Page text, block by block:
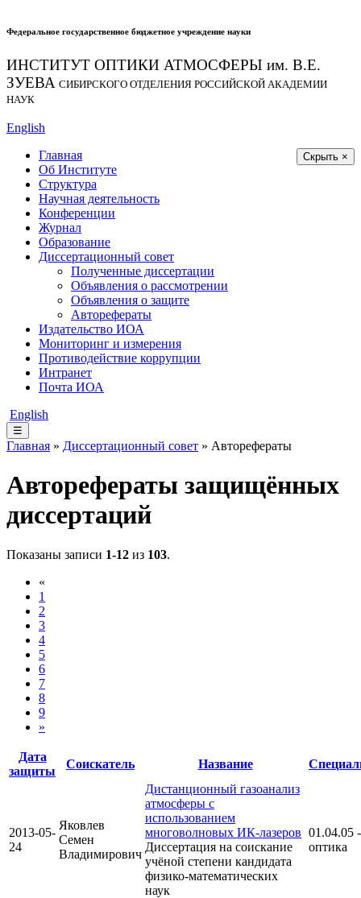
Федеральное государственное бюджетное учреждение науки
ИНСТИТУТ ОПТИКИ АТМОСФЕРЫ им. В.Е.
ЗУЕВА СИБИРСКОГО ОТДЕЛЕНИЯ РОССИЙСКОЙ АКАДЕМИИ
НАУК
English
Скрыть ×
Главная
Об Институте
Структура
Научная деятельность
Конференции
Журнал
Образование
Диссертационный совет
Полученные диссертации
Объявления о рассмотрении
Объявления о защите
Авторефераты
Издательство ИОА
Мониторинг и измерения
Противодействие коррупции
Интранет
Почта ИОА
English
☰
Главная » Диссертационный совет » Авторефераты
Авторефераты защищённых
диссертаций
Показаны записи 1-12 из 103.
«
1
2
3
4
5
6
7
8
9
»
Дата
защиты
Соискатель Название
2013-05-
24
Яковлев
Семен
Владимирович
Дистанционный газоанализ
атмосферы с
использованием
многоволновых ИК-лазеров
Диссертация на соискание
учёной степени кандидата
физико-математических
наук
01.04.05 -
оптика